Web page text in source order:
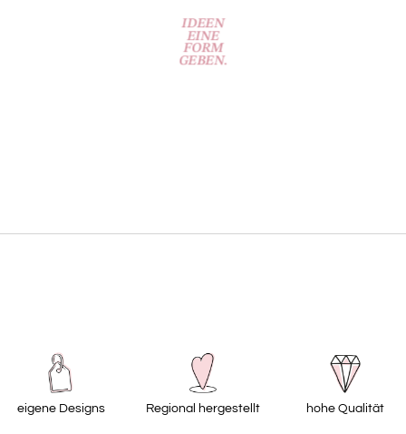
IDEEN
EINE
FORM
GEBEN.
eigene Designs Regional hergestellt hohe Qualität